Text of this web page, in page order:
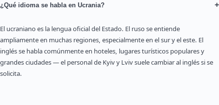
¿Qué idioma se habla en Ucrania? +
El ucraniano es la lengua oficial del Estado. El ruso se entiende
ampliamente en muchas regiones, especialmente en el sur y el este. El
inglés se habla comúnmente en hoteles, lugares turísticos populares y
grandes ciudades — el personal de Kyiv y Lviv suele cambiar al inglés si se
solicita.